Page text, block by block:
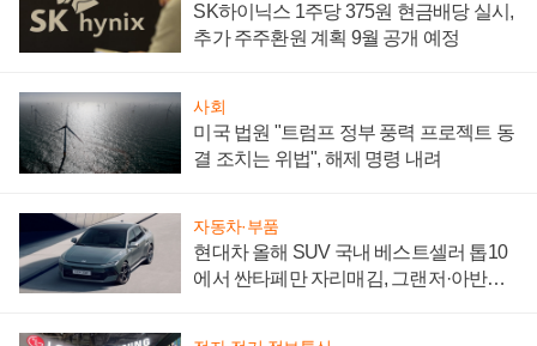
SK하이닉스 1주당 375원 현금배당 실시,
추가 주주환원 계획 9월 공개 예정
사회
미국 법원 "트럼프 정부 풍력 프로젝트 동
결 조치는 위법", 해제 명령 내려
자동차·부품
현대차 올해 SUV 국내 베스트셀러 톱10
에서 싼타페만 자리매김, 그랜저·아반떼